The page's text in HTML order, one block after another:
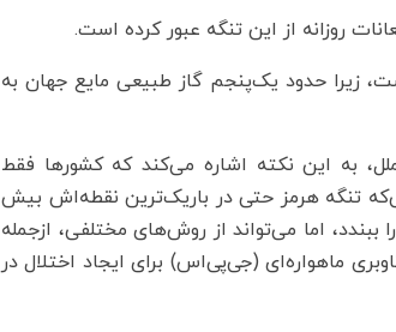
زیرا حدود یک‌پنجم گاز طبیعی مایع جهان به
به این نکته اشاره می‌کند که کشورها فقط
کنند، در‌حالی‌که تنگه هرمز حتی در باریک‌ترین نقطه‌اش بیش
را ببندد، اما می‌تواند از روش‌های مختلفی، از‌جمله
ماهواره‌ای (جی‌پی‌اس) برای ایجاد اختلال در